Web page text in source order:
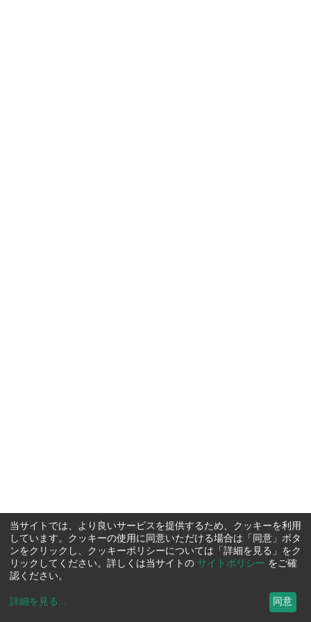
当サイトでは、より良いサービスを提供するため、クッキーを利用
しています。クッキーの使用に同意いただける場合は「同意」ボタ
ンをクリックし、クッキーポリシーについては「詳細を見る」をク
リックしてください。詳しくは当サイトの サイトポリシー をご確
認ください。
詳細を見る ... 同意